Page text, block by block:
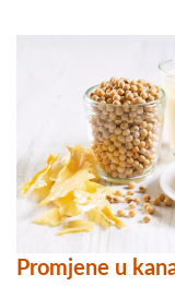
Promjene u